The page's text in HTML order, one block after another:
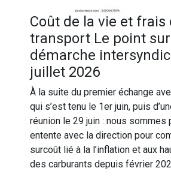
Coût de la vie et frais
transport Le point
démarche
juillet 2026
À la suite du premier échange
qui s’est tenu le 1er juin, puis
réunion le 29 juin : nous sommes
entente avec la direction pour
surcoût lié à la l’inflation et aux
des carburants depuis février